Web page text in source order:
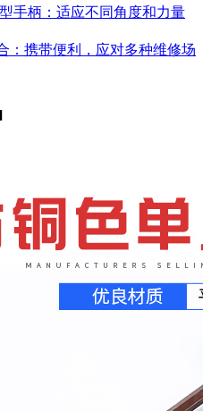
手柄：适应不同角度和力量
：携带便利，应对多种维修场